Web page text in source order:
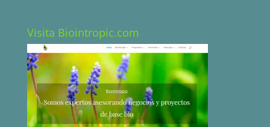
Visita Biointropic.com